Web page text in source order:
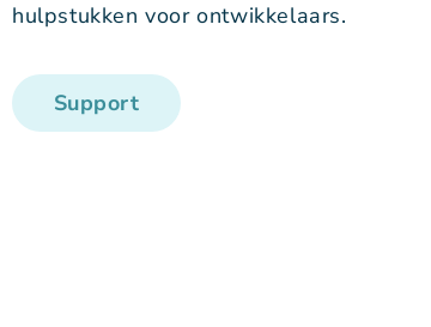
hulpstukken voor ontwikkelaars.
Support